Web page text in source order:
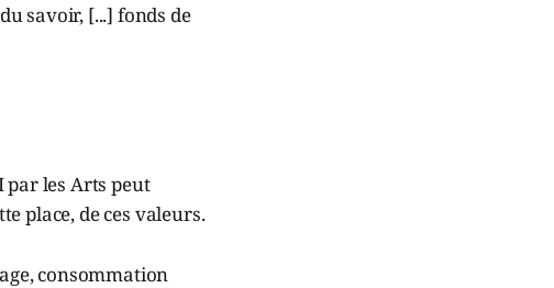
savoir, [...] fonds de
par les Arts peut
place, de ces valeurs.
consommation